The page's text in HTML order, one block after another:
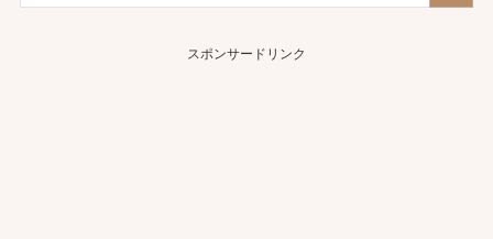
スポンサードリンク